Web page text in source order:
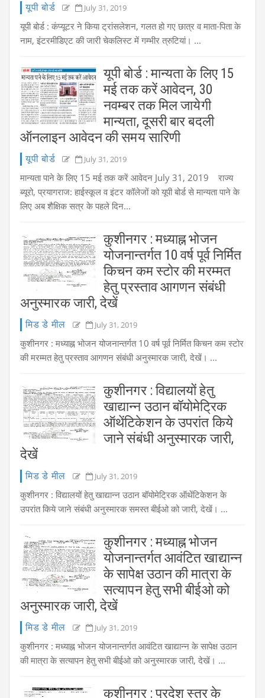
यूपी बोर्ड July 31, 2019
यूपी बोर्ड : कंप्यूटर ने किया ट्रांसलेशन, गलत हो गए छात्र व माता-पिता के
नाम, इंटरमीडिएट की जारी चेकलिस्ट में गम्भीर त्रुटियां। ...
यूपी बोर्ड : मान्यता के लिए 15
मई तक करें आवेदन, 30
नवम्बर तक मिल जायेगी
मान्यता, दूसरी बार बदली
ऑनलाइन आवेदन की समय सारिणी
यूपी बोर्ड July 31, 2019
मान्यता पाने के लिए 15 मई तक करें आवेदन July 31, 2019 राज्य
ब्यूरो, प्रयागराज: हाईस्कूल व इंटर कॉलेजों को यूपी बोर्ड से मान्यता पाने के
लिए अब शैक्षिक सत्र के पहले दिन...
कुशीनगर : मध्याह्न भोजन
योजनान्तर्गत 10 वर्ष पूर्व निर्मित
किचन कम स्टोर की मरम्मत
हेतु प्रस्ताव आगणन संबंधी
अनुस्मारक जारी, देखें
मिड डे मील July 31, 2019
कुशीनगर : मध्याह्न भोजन योजनान्तर्गत 10 वर्ष पूर्व निर्मित किचन कम स्टोर
की मरम्मत हेतु प्रस्ताव आगणन संबंधी अनुस्मारक जारी, देखें। ...
कुशीनगर : विद्यालयों हेतु
खाद्यान्न उठान बॉयोमेट्रिक
ऑथेंटिकेशन के उपरांत किये
जाने संबंधी अनुस्मारक जारी,
देखें
मिड डे मील July 31, 2019
कुशीनगर : विद्यालयों हेतु खाद्यान्न उठान बॉयोमेट्रिक ऑथेंटिकेशन के
उपरांत किये जाने संबंधी अनुस्मारक समस्त बीईओ को जारी, देखें। ...
कुशीनगर : मध्याह्न भोजन
योजनान्तर्गत आवंटित खाद्यान्न
के सापेक्ष उठान की मात्रा के
सत्यापन हेतु सभी बीईओ को
अनुस्मारक जारी, देखें
मिड डे मील July 31, 2019
कुशीनगर : मध्याह्न भोजन योजनान्तर्गत आवंटित खाद्यान्न के सापेक्ष उठान
की मात्रा के सत्यापन हेतु सभी बीईओ को अनुस्मारक जारी, देखें। ...
कुशीनगर : प्रदेश स्तर के